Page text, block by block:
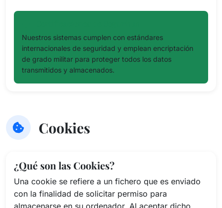
Nuestros sistemas cumplen con estándares
internacionales de seguridad y emplean encriptación
de grado militar para proteger todos los datos
transmitidos y almacenados.
Cookies
¿Qué son las Cookies?
Una cookie se refiere a un fichero que es enviado
con la finalidad de solicitar permiso para
almacenarse en su ordenador. Al aceptar dicho